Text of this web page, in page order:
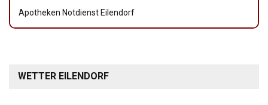
Apotheken Notdienst Eilendorf
WETTER EILENDORF